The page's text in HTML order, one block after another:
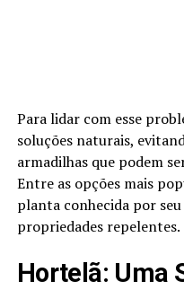
Para lidar com esse
soluções naturais,
armadilhas que podem
Entre as opções mais
planta conhecida por
propriedades repelentes.
Hortelã: Uma